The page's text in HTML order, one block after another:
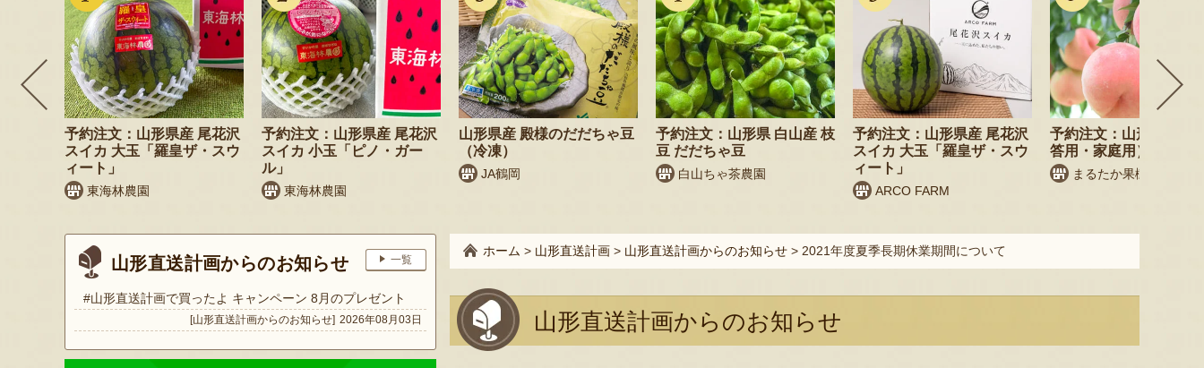
予約注文：山形県産 尾花沢
スイカ 大玉「羅皇ザ・スウ
ィート」
東海林農園
予約注文：山形県産 尾花沢
スイカ 小玉「ピノ・ガー
ル」
東海林農園
山形県産 殿様のだだちゃ豆
（冷凍）
JA鶴岡
予約注文：山形県 白山産 枝
豆 だだちゃ豆
白山ちゃ茶農園
予約注文：山形県産 尾花沢
スイカ 大玉「羅皇ザ・スウ
ィート」
ARCO FARM
予約注文：山形県産 桃
答用・家庭用）
まるたか果樹園
山形直送計画からのお知らせ 一覧
#山形直送計画で買ったよ キャンペーン 8月のプレゼント
[山形直送計画からのお知らせ] 2026年08月03日
ホーム > 山形直送計画 > 山形直送計画からのお知らせ > 2021年度夏季長期休業期間について
山形直送計画からのお知らせ